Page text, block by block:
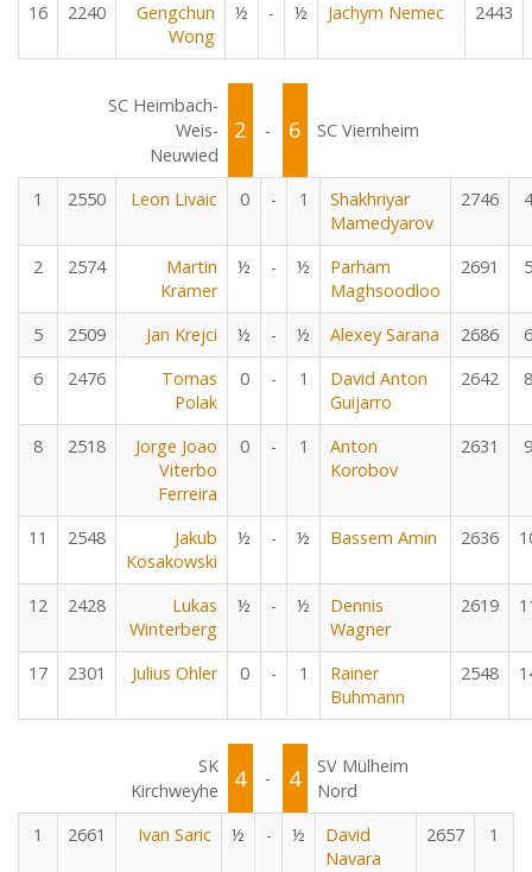
16 2240
Gengchun
Wong
½ - ½ Jachym Nemec 2443
SC Heimbach-
Weis-
Neuwied
2 - 6 SC Viernheim
1 2550 Leon Livaic 0 - 1
Shakhriyar
Mamedyarov
2746 4
2 2574
Martin
Krämer
½ - ½
Parham
Maghsoodloo
2691 5
5 2509 Jan Krejci ½ - ½ Alexey Sarana 2686
6
6
2476
Tomas
Polak
0 - 1
David Anton
Guijarro
2642 8
8 2518
Jorge Joao
Viterbo
Ferreira
0 - 1
Anton
Korobov
2631 9
11 2548
Jakub
Kosakowski
½ - ½ Bassem Amin 2636
12 2428
Lukas
Winterberg
½ - ½
Dennis
Wagner
2619
17 2301 Julius Ohler 0 - 1
Rainer
Buhmann
2548
SK
Kirchweyhe
4 - 4
SV Mülheim
Nord
1
2661 Ivan Saric ½ - ½
David
Navara
2657 1